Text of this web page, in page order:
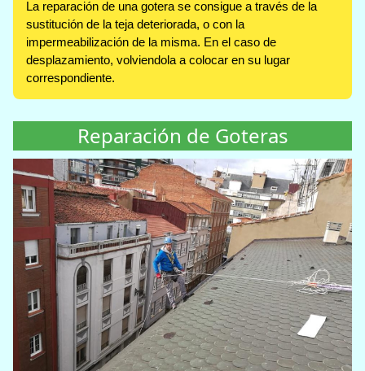
La reparación de una gotera se consigue a través de la
sustitución de la teja deteriorada, o con la
impermeabilización de la misma. En el caso de
desplazamiento, volviendola a colocar en su lugar
correspondiente.
Reparación de Goteras